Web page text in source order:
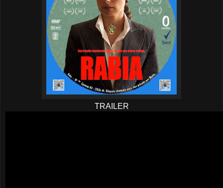
TRAILER